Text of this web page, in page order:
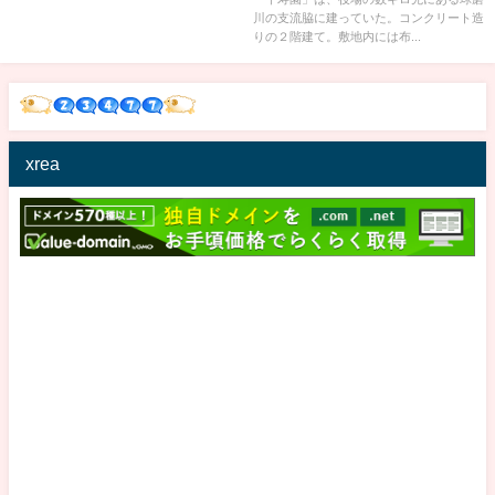
川の支流脇に建っていた。コンクリート造
りの２階建て。敷地内には布...
xrea